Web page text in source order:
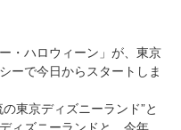
・ハロウィーン」が、東京
ーで今日からスタートしま
東京ディズニーランド”と
ィズニーランドと、今年